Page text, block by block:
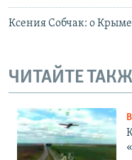
Ксения Собчак: о
ЧИТАЙТЕ